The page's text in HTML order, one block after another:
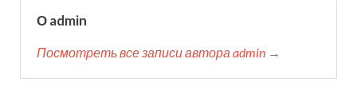
О admin
Посмотреть все записи автора admin →